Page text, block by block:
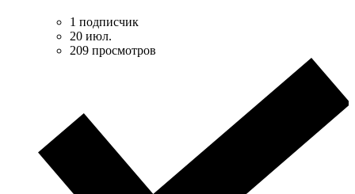
1 подписчик
20 июл.
209 просмотров